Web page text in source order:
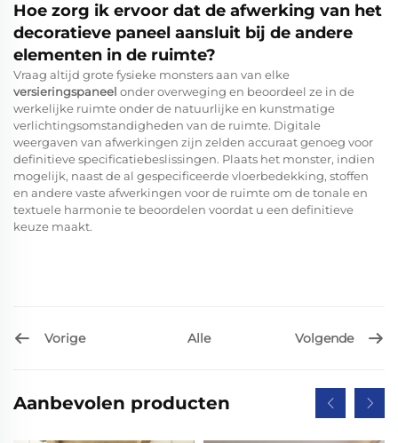
Hoe zorg ik ervoor dat de afwerking van het
decoratieve paneel aansluit bij de andere
elementen in de ruimte?
Vraag altijd grote fysieke monsters aan van elke
versieringspaneel onder overweging en beoordeel ze in de
werkelijke ruimte onder de natuurlijke en kunstmatige
verlichtingsomstandigheden van de ruimte. Digitale
weergaven van afwerkingen zijn zelden accuraat genoeg voor
definitieve specificatiebeslissingen. Plaats het monster, indien
mogelijk, naast de al gespecificeerde vloerbedekking, stoffen
en andere vaste afwerkingen voor de ruimte om de tonale en
textuele harmonie te beoordelen voordat u een definitieve
keuze maakt.
Vorige Alle Volgende
Aanbevolen producten